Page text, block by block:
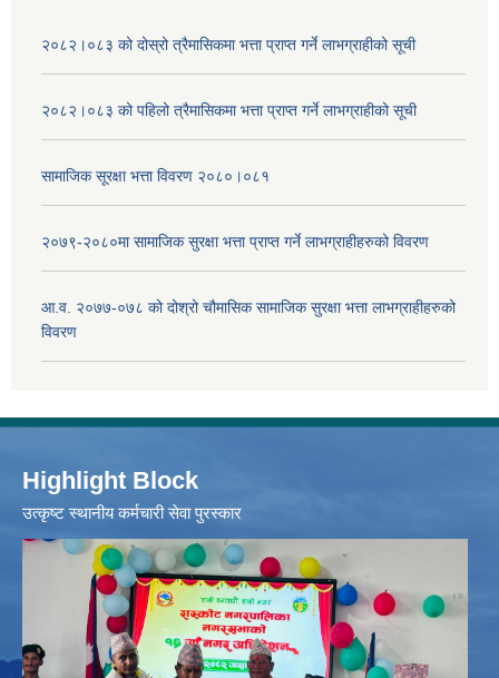
२०८२।०८३ को दोस्रो त्रैमासिकमा भत्ता प्राप्‍त गर्ने लाभग्राहीको सूची
२०८२।०८३ को पहिलो त्रैमासिकमा भत्ता प्राप्‍त गर्ने लाभग्राहीको सूची
सामाजिक सूरक्षा भत्ता विवरण २०८०।०८१
२०७९-२०८०मा सामाजिक सुरक्षा भत्ता प्राप्त गर्ने लाभग्राहीहरुको विवरण
आ.व. २०७७-०७८ को दोश्रो चौमासिक सामाजिक सुरक्षा भत्ता लाभग्राहीहरुको
विवरण
Highlight Block
उत्‍कृष्ट स्थानीय कर्मचारी सेवा पुरस्कार